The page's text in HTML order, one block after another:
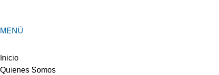
MENÚ
Inicio
Quienes Somos